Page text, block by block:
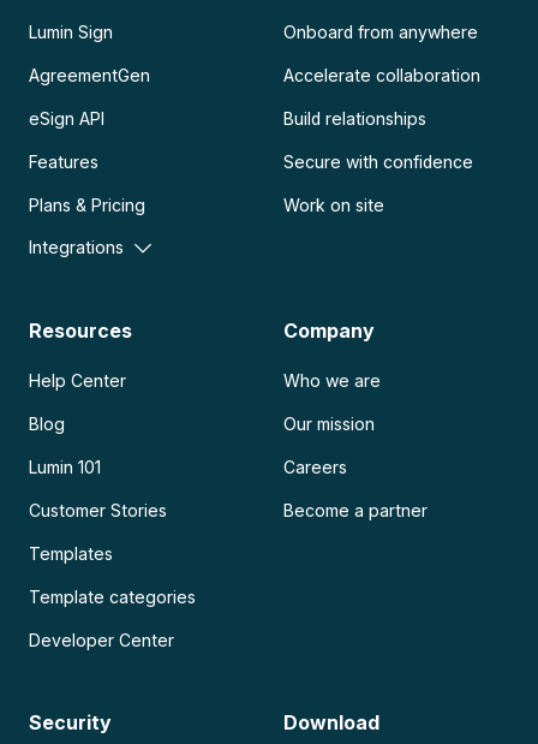
Lumin Sign
AgreementGen
eSign API
Features
Plans & Pricing
Integrations
Onboard from anywhere
Accelerate collaboration
Build relationships
Secure with confidence
Work on site
Resources
Help Center
Blog
Lumin 101
Customer Stories
Templates
Template categories
Developer Center
Company
Who we are
Our mission
Careers
Become a partner
Security Download